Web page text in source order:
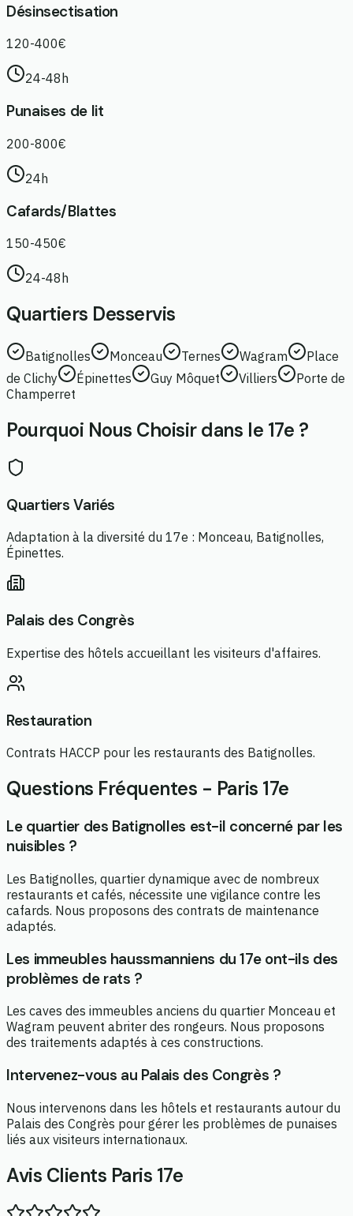
Désinsectisation
120-400€
24-48h
Punaises de lit
200-800€
24h
Cafards/Blattes
150-450€
24-48h
Quartiers Desservis
Batignolles Monceau Ternes Wagram
Place
de Clichy
Épinettes Guy Môquet Villiers
Porte de
Champerret
Pourquoi Nous Choisir dans le 17e ?
Quartiers Variés
Adaptation à la diversité du 17e : Monceau, Batignolles,
Épinettes.
Palais des Congrès
Expertise des hôtels accueillant les visiteurs d'affaires.
Restauration
Contrats HACCP pour les restaurants des Batignolles.
Questions Fréquentes - Paris 17e
Le quartier des Batignolles est-il concerné par les
nuisibles ?
Les Batignolles, quartier dynamique avec de nombreux
restaurants et cafés, nécessite une vigilance contre les
cafards. Nous proposons des contrats de maintenance
adaptés.
Les immeubles haussmanniens du 17e ont-ils des
problèmes de rats ?
Les caves des immeubles anciens du quartier Monceau et
Wagram peuvent abriter des rongeurs. Nous proposons
des traitements adaptés à ces constructions.
Intervenez-vous au Palais des Congrès ?
Nous intervenons dans les hôtels et restaurants autour du
Palais des Congrès pour gérer les problèmes de punaises
liés aux visiteurs internationaux.
Avis Clients Paris 17e